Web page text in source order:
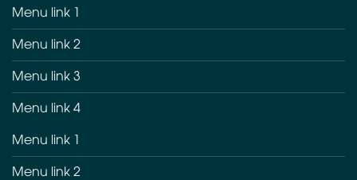
Menu link 1
Menu link 2
Menu link 3
Menu link 4
Menu link 1
Menu link 2